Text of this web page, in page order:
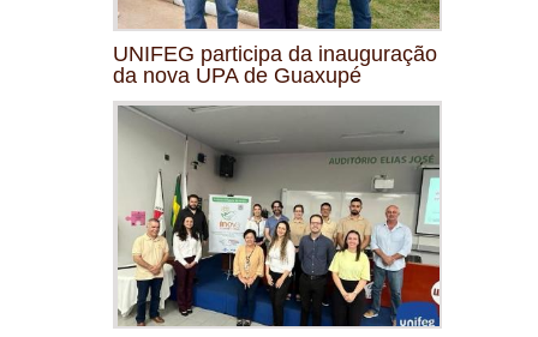
UNIFEG participa da inauguração
da nova UPA de Guaxupé